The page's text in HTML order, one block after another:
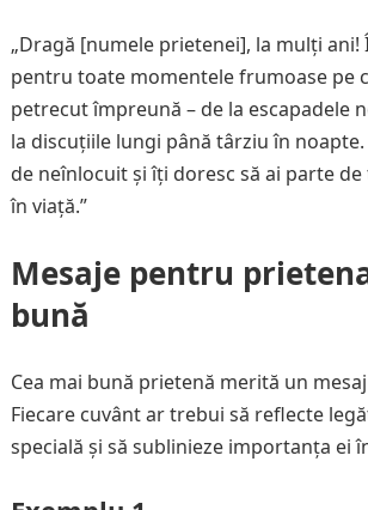
„Dragă [numele prietenei], la mulți
pentru toate momentele frumoase pe
petrecut împreună – de la escapadele
la discuțiile lungi până târziu în
de neînlocuit și îți doresc să ai parte
în viață.”
Mesaje pentru
bună
Cea mai bună prietenă merită un
Fiecare cuvânt ar trebui să reflecte
specială și să sublinieze importanța ei